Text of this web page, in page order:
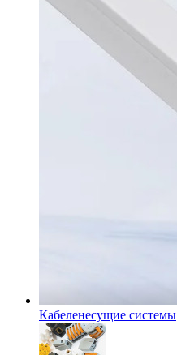
Кабеленесущие системы